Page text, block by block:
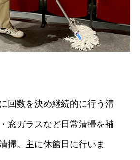
回数を決め継続的に行う清
窓ガラスなど日常清掃を補
掃。主に休館日に行いま